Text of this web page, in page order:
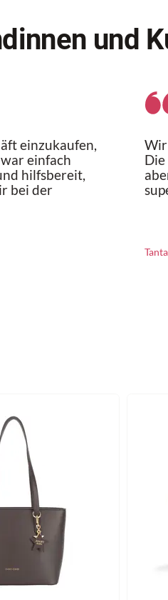
und
einzukaufen,
einfach
hilfsbereit,
bei der
Wir